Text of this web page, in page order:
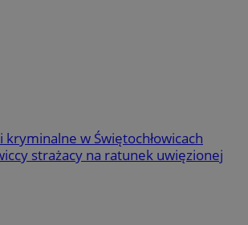
kryminalne w Świętochłowicach
strażacy na ratunek uwięzionej